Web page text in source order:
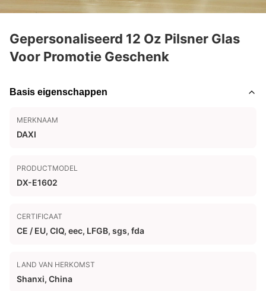
Gepersonaliseerd 12 Oz Pilsner Glas
Voor Promotie Geschenk
Basis eigenschappen
MERKNAAM
DAXI
PRODUCTMODEL
DX-E1602
CERTIFICAAT
CE / EU, CIQ, eec, LFGB, sgs, fda
LAND VAN HERKOMST
Shanxi, China